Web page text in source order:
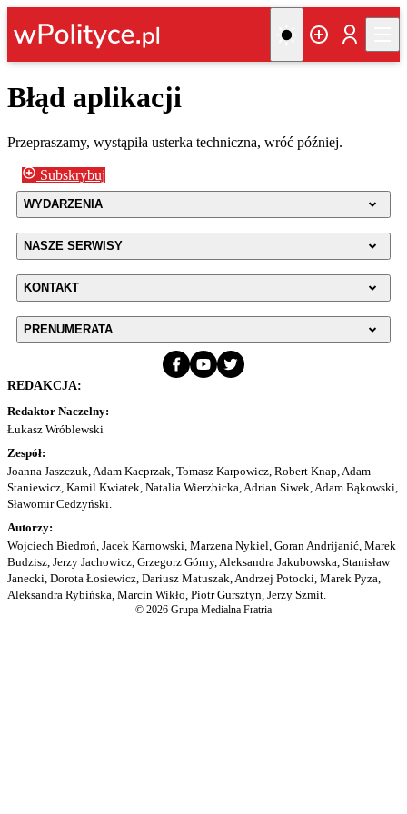
Błąd aplikacji
Przepraszamy, wystąpiła usterka techniczna, wróć później.
Subskrybuj
WYDARZENIA
NASZE SERWISY
KONTAKT
PRENUMERATA
REDAKCJA:
Redaktor Naczelny:
Łukasz Wróblewski
Zespół:
Joanna Jaszczuk, Adam Kacprzak, Tomasz Karpowicz, Robert Knap, Adam
Staniewicz, Kamil Kwiatek, Natalia Wierzbicka, Adrian Siwek, Adam Bąkowski,
Sławomir Cedzyński.
Autorzy:
Wojciech Biedroń, Jacek Karnowski, Marzena Nykiel, Goran Andrijanić, Marek
Budzisz, Jerzy Jachowicz, Grzegorz Górny, Aleksandra Jakubowska, Stanisław
Janecki, Dorota Łosiewicz, Dariusz Matuszak, Andrzej Potocki, Marek Pyza,
Aleksandra Rybińska, Marcin Wikło, Piotr Gursztyn, Jerzy Szmit.
© 2026 Grupa Medialna Fratria